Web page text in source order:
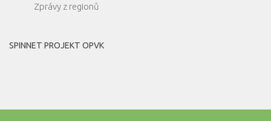
Zprávy z regionů
SPINNET PROJEKT OPVK